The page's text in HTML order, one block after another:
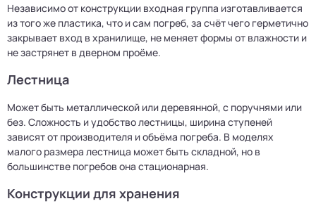
Независимо от конструкции входная группа изготавливается
из того же пластика, что и сам погреб, за счёт чего герметично
закрывает вход в хранилище, не меняет формы от влажности и
не застрянет в дверном проёме.
Лестница
Может быть металлической или деревянной, с поручнями или
без. Сложность и удобство лестницы, ширина ступеней
зависят от производителя и объёма погреба. В моделях
малого размера лестница может быть складной, но в
большинстве погребов она стационарная.
Конструкции для хранения